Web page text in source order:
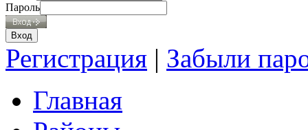
Пароль
Регистрация | Забыли
Главная